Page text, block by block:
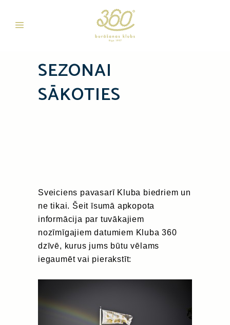
SEZONAI
SĀKOTIES
Sveiciens pavasarī Kluba biedriem un
ne tikai. Šeit īsumā apkopota
informācija par tuvākajiem
nozīmīgajiem datumiem Kluba 360
dzīvē, kurus jums būtu vēlams
iegaumēt vai pierakstīt: